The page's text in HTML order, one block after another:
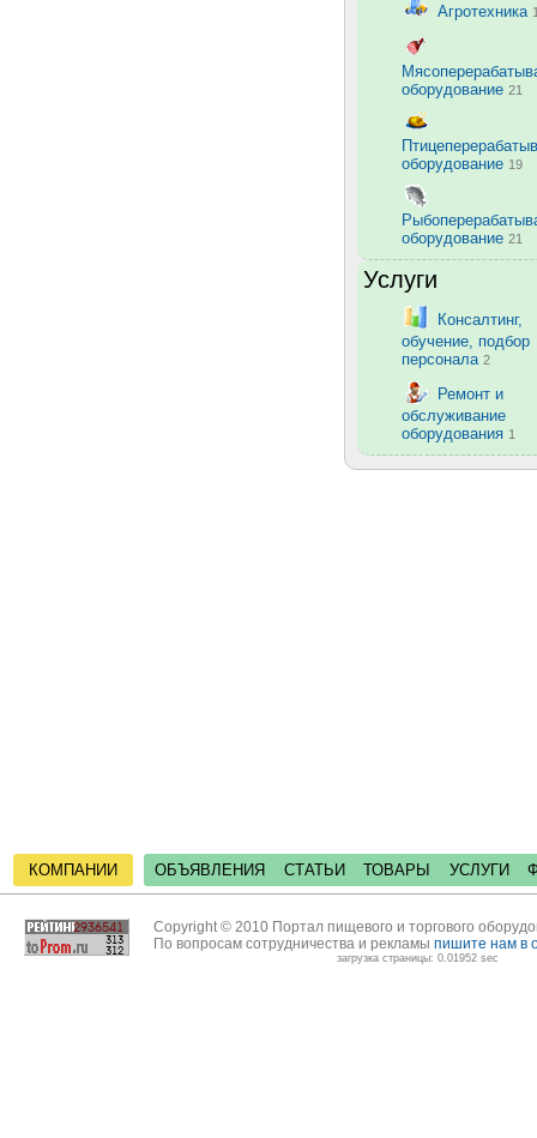
Агротехника
оборудование 21
оборудование 19
оборудование 21
Услуги
Консалтинг,
обучение, подбор
персонала 2
Ремонт и
обслуживание
оборудования 1
КОМПАНИИ ОБЪЯВЛЕНИЯ СТАТЬИ ТОВАРЫ УСЛУГИ
Copyright © 2010 Портал пищевого и торгового
По вопросам сотрудничества и рекламы пишите нам в
загрузка страницы: 0.01952 sec